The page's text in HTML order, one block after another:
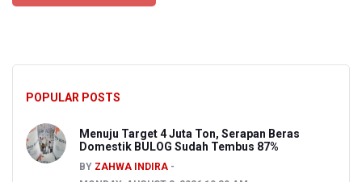
POPULAR POSTS
Menuju Target 4 Juta Ton, Serapan Beras
Domestik BULOG Sudah Tembus 87%
BY ZAHWA INDIRA